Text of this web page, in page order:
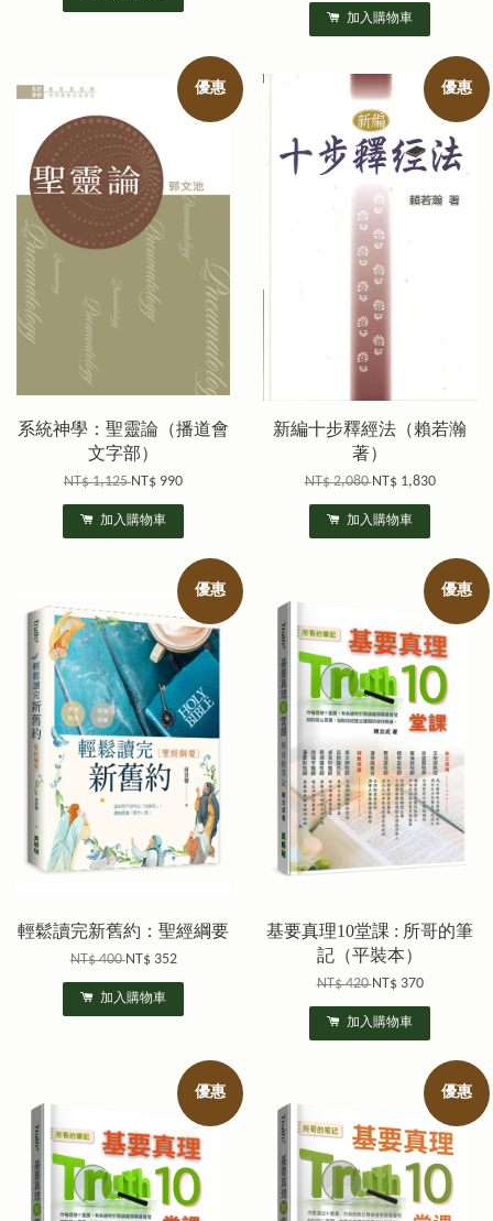
加入購物車
優惠
系統神學：聖靈論（播道會
文字部）
NT$ 1,125NT$ 990
加入購物車
優惠
新編十步釋經法（賴若瀚
著）
NT$ 2,080NT$ 1,830
加入購物車
優惠
輕鬆讀完新舊約：聖經綱要
NT$ 400NT$ 352
加入購物車
優惠
基要真理10堂課 : 所哥的筆
記（平裝本）
NT$ 420NT$ 370
加入購物車
優惠 優惠